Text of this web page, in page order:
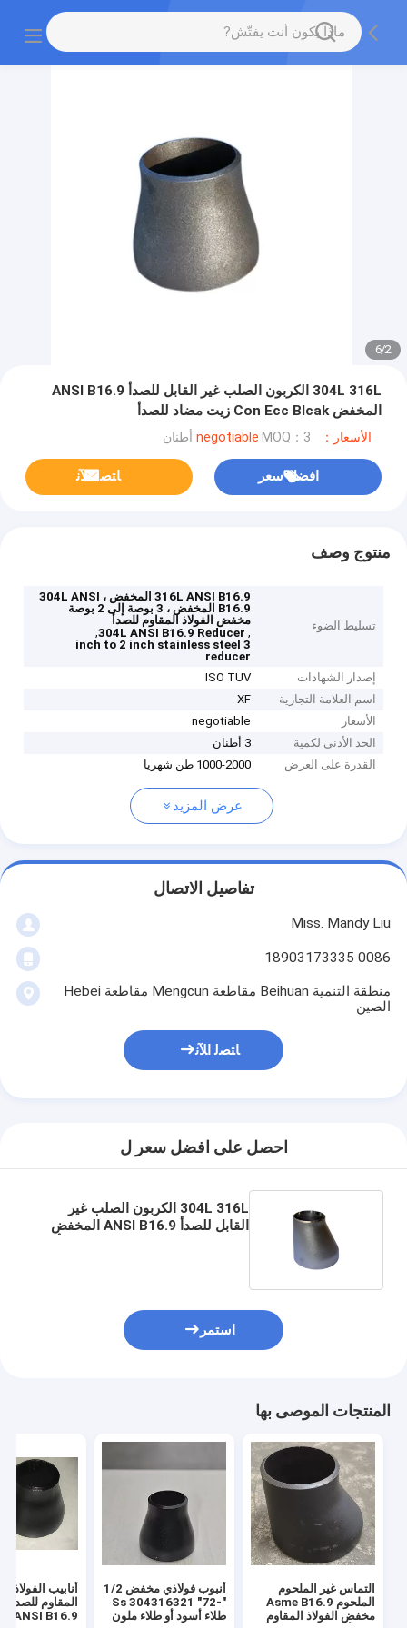
2
/
6
304L 316L الكربون الصلب غير القابل للصدأ ANSI B16.9
المخفض Con Ecc Blcak زيت مضاد للصدأ
الأسعار：negotiable MOQ：3 أطنان
افضل سعر ﺎﺘﺼﻟ ﺍﻶﻧ
منتوج وصف
تسليط الضوء
316L ANSI B16.9 المخفض ، 304L ANSI
B16.9 المخفض ، 3 بوصة إلى 2 بوصة
مخفض الفولاذ المقاوم للصدأ
,
304L ANSI B16.9 Reducer
,
3 inch to 2 inch stainless steel
reducer
إصدار الشهادات
ISO TUV
اسم العلامة التجارية
XF
الأسعار
negotiable
الحد الأدنى لكمية
3 أطنان
القدرة على العرض
1000-2000 طن شهريا
عرض المزيد
تفاصيل الاتصال
Miss. Mandy Liu
0086 18903173335
منطقة التنمية Beihuan مقاطعة Mengcun مقاطعة Hebei
الصين
ﺎﺘﺼﻟ ﺍﻶﻧ
احصل على افضل سعر ل
304L 316L الكربون الصلب غير
القابل للصدأ ANSI B16.9 المخفض
استمر
المنتجات الموصى بها
التماس غير الملحوم
الملحوم Asme B16.9
مخفض الفولاذ المقاوم
أنبوب فولاذي مخفض 1/2
"-72" Ss 304316321
طلاء أسود أو طلاء ملون
أنابيب الفولاذ
ANSI B16.9